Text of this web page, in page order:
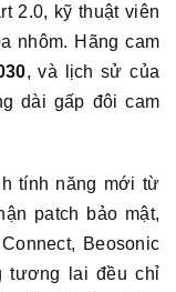
2.0, kỹ thuật viên
nhôm. Hãng cam
, và lịch sử của
dài gấp đôi cam
tính năng mới từ
patch bảo mật,
Beosonic
tương lai đều chỉ